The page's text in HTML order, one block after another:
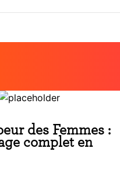
des Femmes :
complet en